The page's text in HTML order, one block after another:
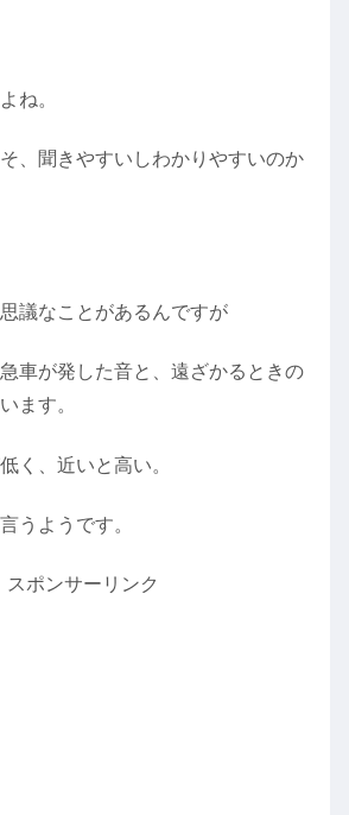
ね。
、聞きやすいしわかりやすいのか
議なことがあるんですが
車が発した音と、遠ざかるときの
ます。
く、近いと高い。
うようです。
スポンサーリンク